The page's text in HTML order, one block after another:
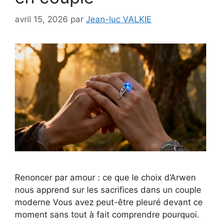
avril 15, 2026 par Jean-luc VALKIE
Renoncer par amour : ce que le choix d’Arwen
nous apprend sur les sacrifices dans un couple
moderne Vous avez peut-être pleuré devant ce
moment sans tout à fait comprendre pourquoi.